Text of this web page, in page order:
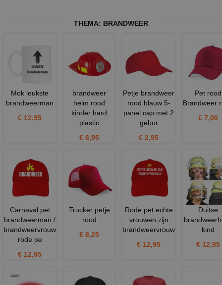
THEMA: BRANDWEER
Mok leukste
brandweerman
€ 12,95
brandweer
helm rood
kinder hard
plastic
€ 6,95
Petje brandweer
rood blauw 5-
panel cap met 2
gebor
€ 2,95
Pet rood
Brandweer
€ 7,00
Carnaval pet
brandweerman /
brandweervrouw
rode pe
€ 12,95
Trucker petje
rood
€ 8,25
Rode pet echte
vrouwen zijn
brandweervrouw
€ 12,95
Duitse
kind
€ 12,95